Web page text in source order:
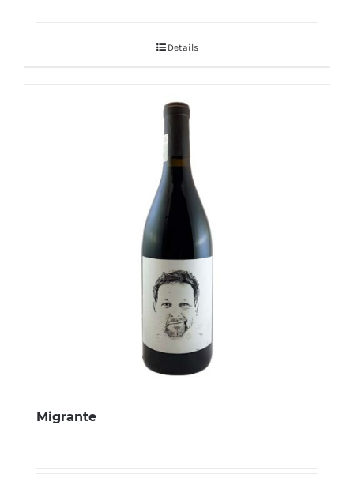
Details
Migrante